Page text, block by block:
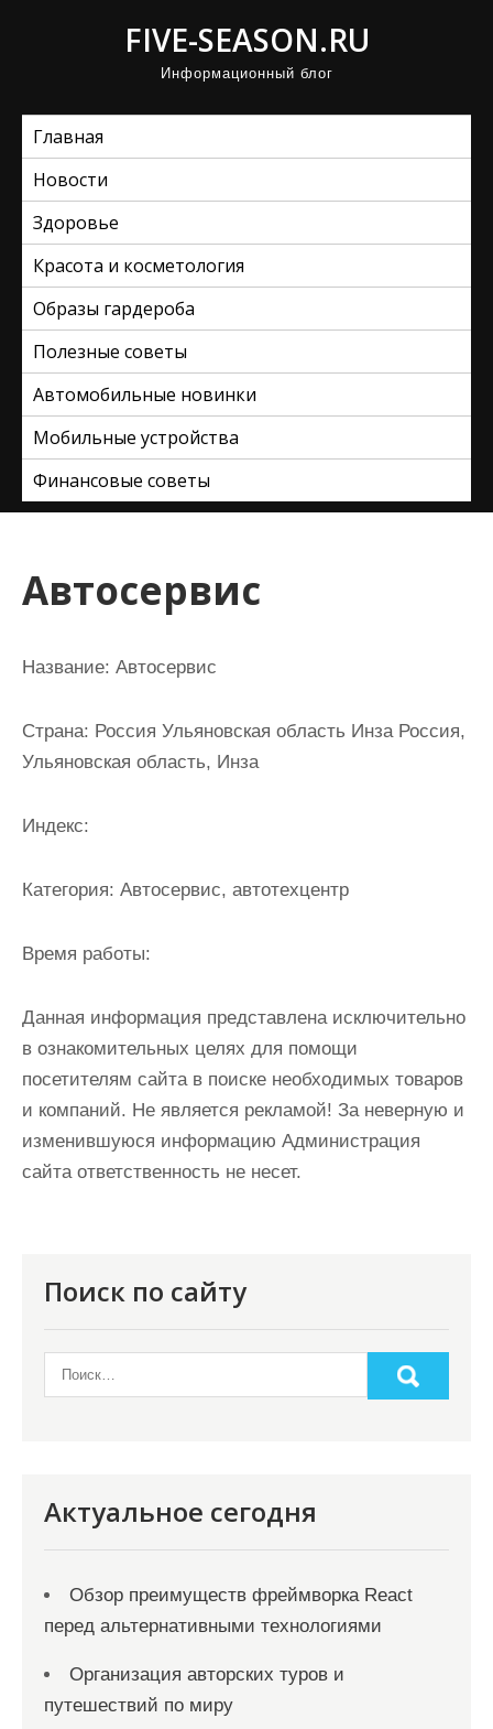
и
FIVE-SEASON.RU
Информационный блог
Главная
Новости
Здоровье
Красота и косметология
Образы гардероба
Полезные советы
Автомобильные новинки
Мобильные устройства
Финансовые советы
Автосервис
Название: Автосервис
Страна: Россия Ульяновская область Инза Россия,
Ульяновская область, Инза
Индекс:
Категория: Автосервис, автотехцентр
Время работы:
Данная информация представлена исключительно
в ознакомительных целях для помощи
посетителям сайта в поиске необходимых товаров
и компаний. Не является рекламой! За неверную и
изменившуюся информацию Администрация
сайта ответственность не несет.
Поиск по сайту
Актуальное сегодня
Обзор преимуществ фреймворка React
перед альтернативными технологиями
Организация авторских туров и
путешествий по миру